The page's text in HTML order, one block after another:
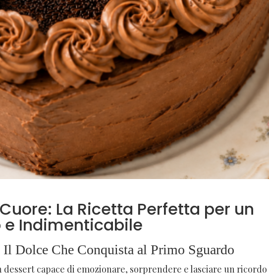
La Ricetta Perfetta per un
e Indimenticabile
Dolce Che Conquista al Primo Sguardo
capace di emozionare, sorprendere e lasciare un ricordo